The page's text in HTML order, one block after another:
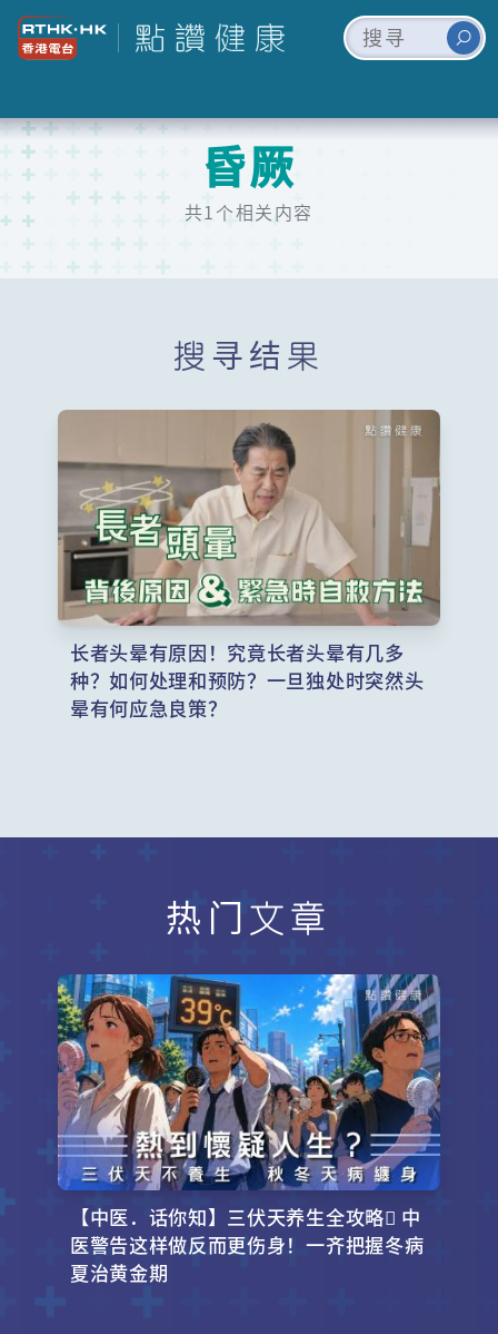
昏厥
共1个相关内容
搜寻结果
长者头晕有原因！究竟长者头晕有几多
种？如何处理和预防？一旦独处时突然头
晕有何应急良策？
热门文章
【中医．话你知】三伏天养生全攻略 中
医警告这样做反而更伤身！一齐把握冬病
夏治黄金期